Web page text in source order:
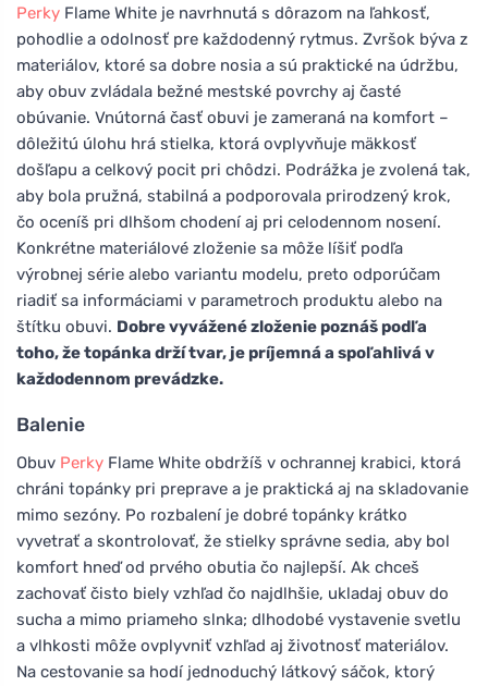
Perky Flame White je navrhnutá s dôrazom na ľahkosť,
pohodlie a odolnosť pre každodenný rytmus. Zvršok býva z
materiálov, ktoré sa dobre nosia a sú praktické na údržbu,
aby obuv zvládala bežné mestské povrchy aj časté
obúvanie. Vnútorná časť obuvi je zameraná na komfort –
dôležitú úlohu hrá stielka, ktorá ovplyvňuje mäkkosť
došľapu a celkový pocit pri chôdzi. Podrážka je zvolená tak,
aby bola pružná, stabilná a podporovala prirodzený krok,
čo oceníš pri dlhšom chodení aj pri celodennom nosení.
Konkrétne materiálové zloženie sa môže líšiť podľa
výrobnej série alebo variantu modelu, preto odporúčam
riadiť sa informáciami v parametroch produktu alebo na
štítku obuvi. Dobre vyvážené zloženie poznáš podľa
toho, že topánka drží tvar, je príjemná a spoľahlivá v
každodennom prevádzke.
Balenie
Obuv Perky Flame White obdržíš v ochrannej krabici, ktorá
chráni topánky pri preprave a je praktická aj na skladovanie
mimo sezóny. Po rozbalení je dobré topánky krátko
vyvetrať a skontrolovať, že stielky správne sedia, aby bol
komfort hneď od prvého obutia čo najlepší. Ak chceš
zachovať čisto biely vzhľad čo najdlhšie, ukladaj obuv do
sucha a mimo priameho slnka; dlhodobé vystavenie svetlu
a vlhkosti môže ovplyvniť vzhľad aj životnosť materiálov.
Na cestovanie sa hodí jednoduchý látkový sáčok, ktorý